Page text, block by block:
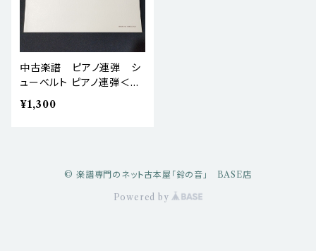
中古楽譜 ピアノ連弾 シ
ューベルト ピアノ連弾＜序
曲集＞ 棚BASEa1
¥1,300
© 楽譜専門のネット古本屋「鈴の音」 BASE店
Powered by